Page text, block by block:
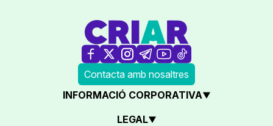
Contacta amb nosaltres
INFORMACIÓ CORPORATIVA
LEGAL